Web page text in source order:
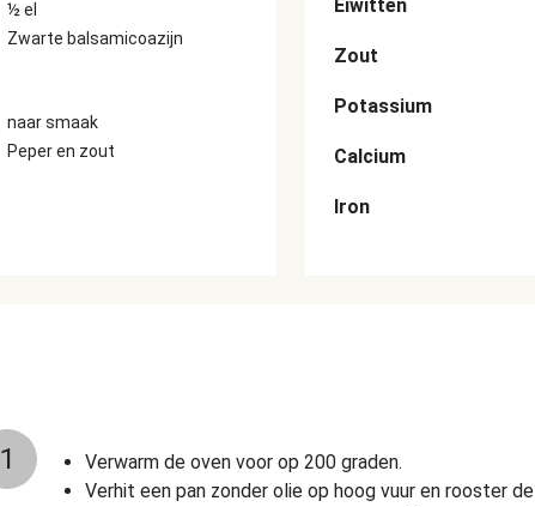
½ el
Zwarte balsamicoazijn
naar smaak
Peper en zout
Eiwitten
Zout
Potassium
Calcium
Iron
1
Verwarm de oven voor op 200 graden.
Verhit een pan zonder olie op hoog vuur en rooster de